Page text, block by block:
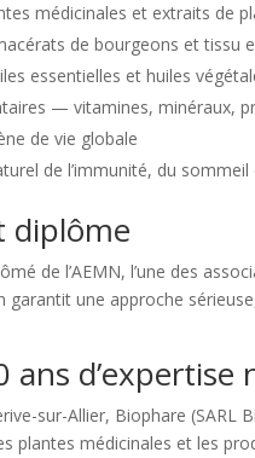
médicinales et extraits de
de bourgeons et tissu
essentielles et huiles
— vitamines, minéraux,
de vie globale
de l’immunité, du
diplôme
de l’AEMN, l’une des
garantit une approche
ans
sur-Allier, Biophare
plantes médicinales et les